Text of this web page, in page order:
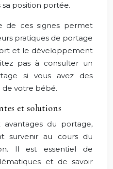
position portée.
de ces signes permet
pratiques de portage
et le développement
pas à consulter un
si vous avez des
de votre bébé.
et solutions
du portage,
survenir au cours du
Il est essentiel de
et de savoir